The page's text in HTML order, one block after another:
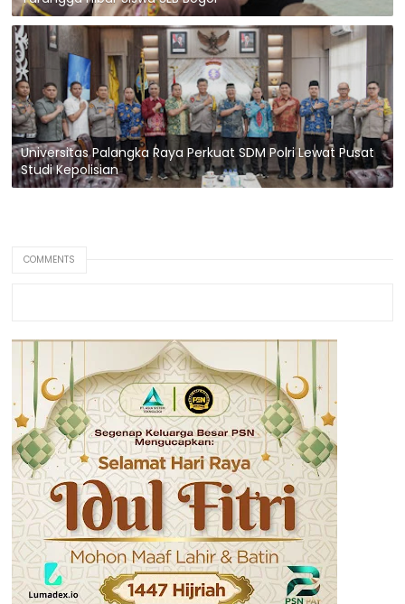
Universitas Palangka Raya Perkuat SDM Polri Lewat Pusat
Studi Kepolisian
COMMENTS